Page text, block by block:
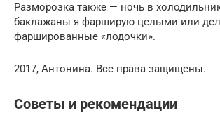
Разморозка также — ночь в
баклажаны я фарширую целыми или
фаршированные «лодочки».
2017, Антонина. Все права защищены.
Советы и рекомендации